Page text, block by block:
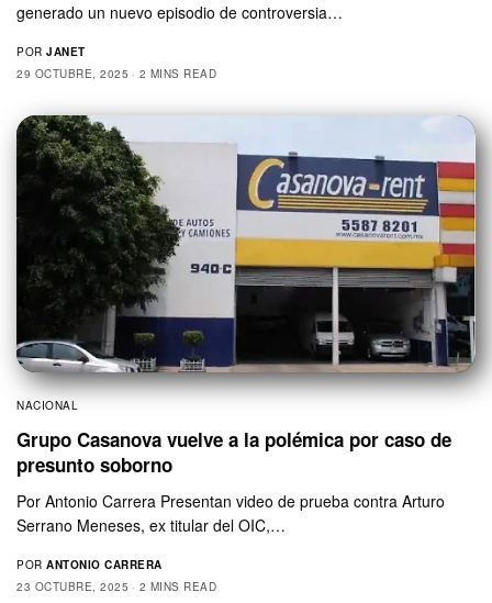
generado un nuevo episodio de controversia…
POR JANET
29 OCTUBRE, 2025
2 MINS READ
NACIONAL
Grupo Casanova vuelve a la polémica por caso de
presunto soborno
Por Antonio Carrera Presentan video de prueba contra Arturo
Serrano Meneses, ex titular del OIC,…
POR ANTONIO CARRERA
23 OCTUBRE, 2025
2 MINS READ